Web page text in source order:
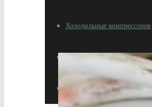
Холодильные компрессоров
Прием электродвигателей
Сдать литиевый аккумулятор